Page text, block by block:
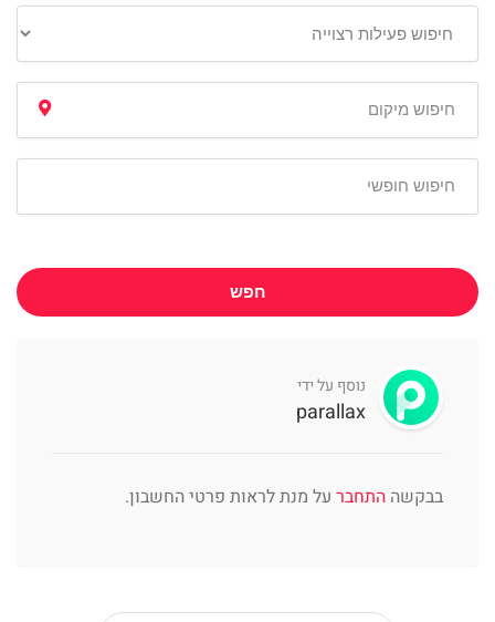
חפש
נוסף על ידי
parallax
בבקשה התחבר על מנת לראות פרטי החשבון.